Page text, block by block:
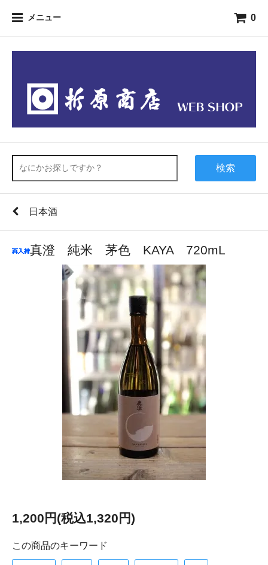
メニュー 0
検索
日本酒
真澄 純米 茅色 KAYA 720mL
1,200円(税込1,320円)
この商品のキーワード